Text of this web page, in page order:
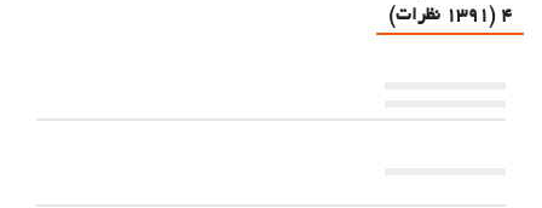
On-site coffee house
4 (1391 نظرات)